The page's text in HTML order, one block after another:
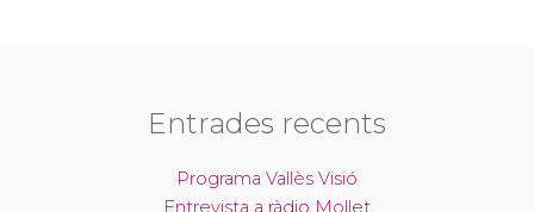
Entrades recents
Programa Vallès Visió
Entrevista a ràdio Mollet